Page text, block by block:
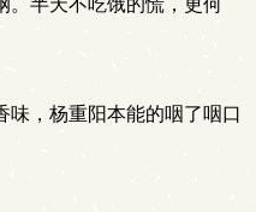
。半天不吃饿的慌，更何
味，杨重阳本能的咽了咽口